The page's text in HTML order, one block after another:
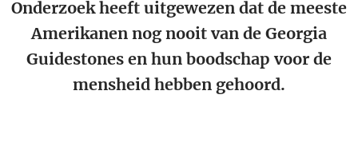
Onderzoek heeft uitgewezen dat de meeste
Amerikanen nog nooit van de Georgia
Guidestones en hun boodschap voor de
mensheid hebben gehoord.